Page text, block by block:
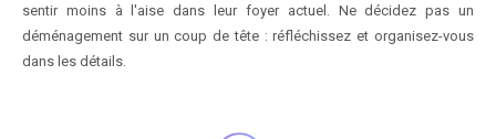
sentir moins à l'aise dans leur foyer actuel. Ne décidez pas un
déménagement sur un coup de tête : réfléchissez et organisez-vous
dans les détails.